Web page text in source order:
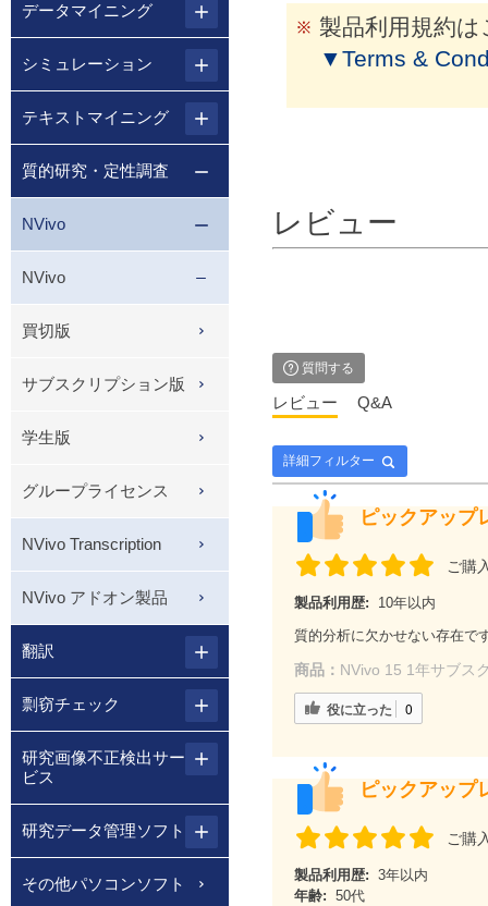
製品利用規約
▼Terms &
レビュー
質問する
レビュー Q&A
詳細フィルター
ピックアップ
ご購
製品利用歴:
10年以内
質的分析に欠かせない存在で
商品： NVivo 15 1年サブス
役に立った 0
ピックアップ
ご購
製品利用歴: 3年以内
年齢: 50代
データマイニング
シミュレーション
テキストマイニング
質的研究・定性調査
NVivo
NVivo
買切版
サブスクリプション版
学生版
グループライセンス
NVivo Transcription
NVivo アドオン製品
翻訳
剽窃チェック
研究画像不正検出サー
ビス
研究データ管理ソフト
その他パソコンソフト